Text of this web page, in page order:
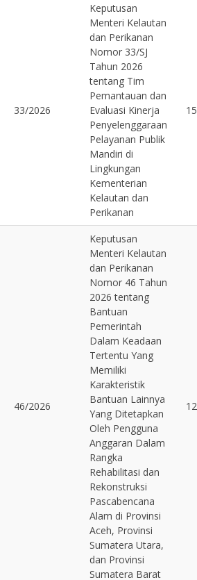
33/2026
Keputusan
Menteri Kelautan
dan Perikanan
Nomor 33/SJ
Tahun 2026
tentang Tim
Pemantauan dan
Evaluasi Kinerja
Penyelenggaraan
Pelayanan Publik
Mandiri di
Lingkungan
Kementerian
Kelautan dan
Perikanan
46/2026
Keputusan
Menteri Kelautan
dan Perikanan
Nomor 46 Tahun
2026 tentang
Bantuan
Pemerintah
Dalam Keadaan
Tertentu Yang
Memiliki
Karakteristik
Bantuan Lainnya
Yang Ditetapkan
Oleh Pengguna
Anggaran Dalam
Rangka
Rehabilitasi dan
Rekonstruksi
Pascabencana
Alam di Provinsi
Aceh, Provinsi
Sumatera Utara,
dan Provinsi
Sumatera Barat